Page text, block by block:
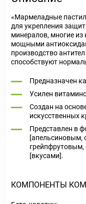
«Мармеладные
для укрепления
минералов, многие
мощными
производство
способствуют
Предназначен
Усилен
Создан на
искусственных
Представлен в
[апельсиновым,
[вкусами].
КОМПОНЕНТЫ